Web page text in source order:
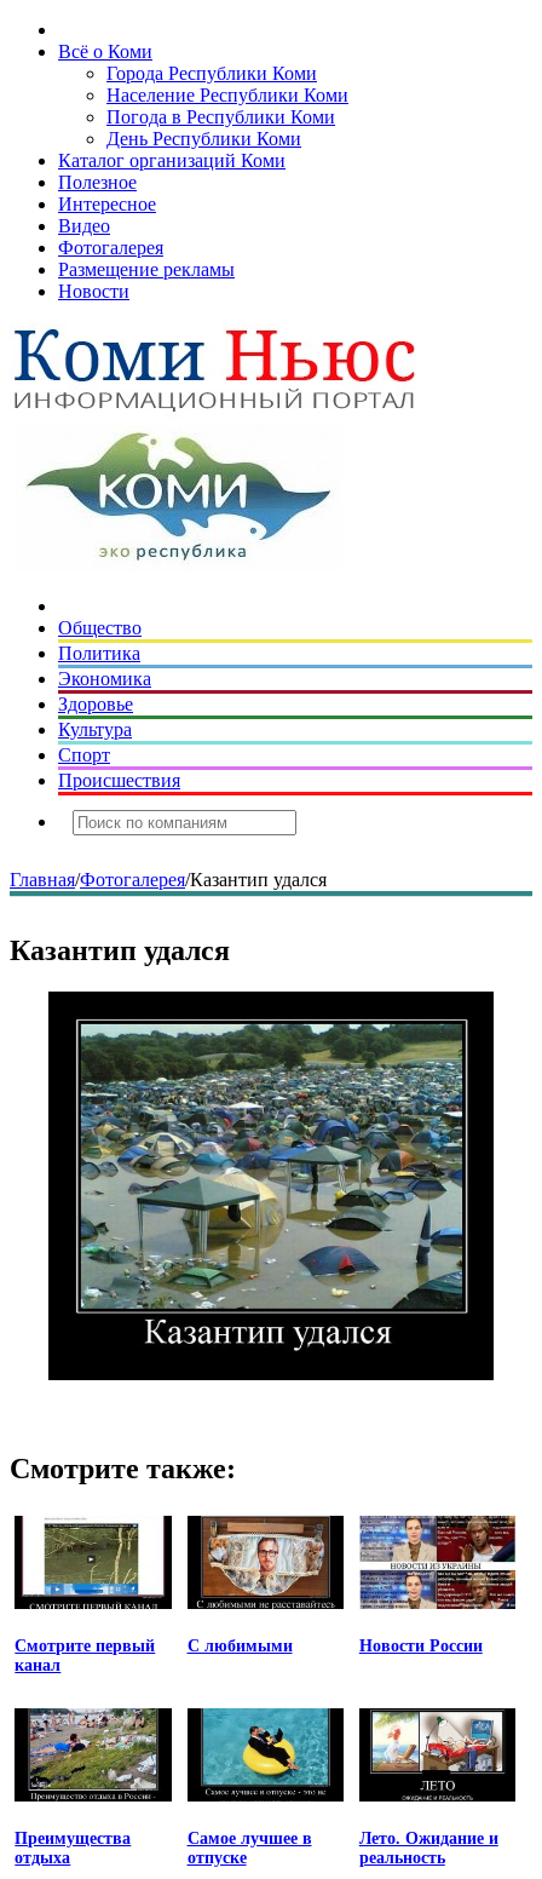
Всё о Коми
Города Республики Коми
Население Республики Коми
Погода в Республики Коми
День Республики Коми
Каталог организаций Коми
Полезное
Интересное
Видео
Фотогалерея
Размещение рекламы
Новости
Общество
Политика
Экономика
Здоровье
Культура
Спорт
Происшествия
Главная/Фотогалерея/Казантип удался
Казантип удался
Смотрите также:
Смотрите первый
канал
С любимыми Новости России
Преимущества
отдыха
Самое лучшее в
отпуске
Лето. Ожидание и
реальность